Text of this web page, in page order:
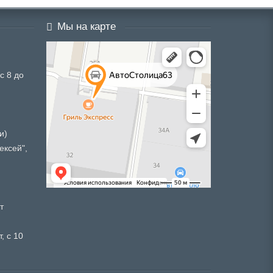
8 до
с 10
Мы на карте